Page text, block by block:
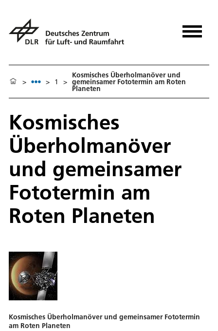
> > 1 >
Kosmisches Überholmanöver und
gemeinsamer Fototermin am Roten
Planeten
Kosmisches
Überholmanöver
und gemeinsamer
Fototermin am
Roten Planeten
Kosmisches Überholmanöver und gemeinsamer Fototermin
am Roten Planeten